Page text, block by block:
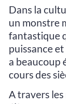
Dans la
un monstre
fantastique
puissance et
a beaucoup
cours des
A travers